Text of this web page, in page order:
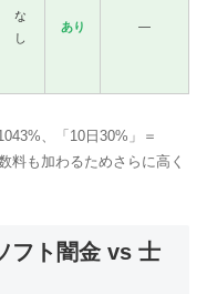
な
し
あり —
、「10日30%」＝
料も加わるためさらに高く
フト闇金 vs 士